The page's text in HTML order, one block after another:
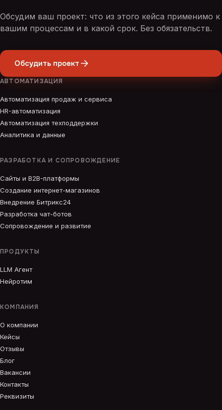
Обсудим ваш проект: что из этого кейса применимо к
вашим процессам и в какой срок. Без обязательств.
Обсудить проект
АВТОМАТИЗАЦИЯ
Автоматизация продаж и сервиса
HR-автоматизация
Автоматизация техподдержки
Аналитика и данные
РАЗРАБОТКА И СОПРОВОЖДЕНИЕ
Сайты и B2B-платформы
Создание интернет-магазинов
Внедрение Битрикс24
Разработка чат-ботов
Сопровождение и развитие
ПРОДУКТЫ
LLM Агент
Нейротим
КОМПАНИЯ
О компании
Кейсы
Отзывы
Блог
Вакансии
Контакты
Реквизиты